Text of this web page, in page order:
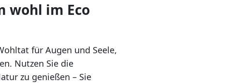
wohl im Eco
für Augen und Seele,
Nutzen Sie die
zu genießen – Sie